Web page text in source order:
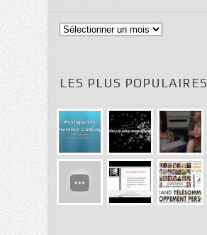
Archives
LES PLUS POPULAIRES